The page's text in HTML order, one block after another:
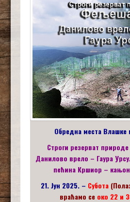
Обредна места Влашке
Строги резерват
Данилово врело – Гаура
пећина Кршиор –
21. Јун 2025. – Субота (
враћамо се око 22 и